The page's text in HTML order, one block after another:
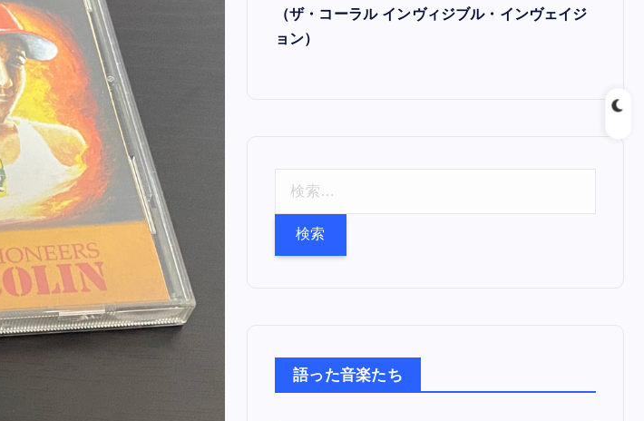
（ザ・コーラル インヴィジブル・インヴェイジ
ョン）
語った音楽たち